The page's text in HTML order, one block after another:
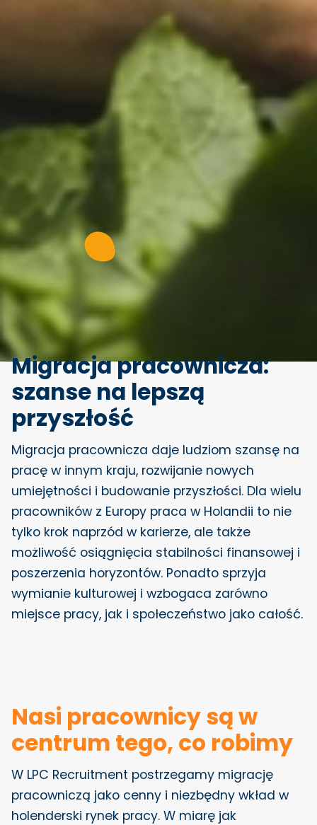
Migracja pracownicza:
szanse na lepszą
przyszłość
Migracja pracownicza daje ludziom szansę na
pracę w innym kraju, rozwijanie nowych
umiejętności i budowanie przyszłości. Dla wielu
pracowników z Europy praca w Holandii to nie
tylko krok naprzód w karierze, ale także
możliwość osiągnięcia stabilności finansowej i
poszerzenia horyzontów. Ponadto sprzyja
wymianie kulturowej i wzbogaca zarówno
miejsce pracy, jak i społeczeństwo jako całość.
Nasi pracownicy są w
centrum tego, co robimy
W LPC Recruitment postrzegamy migrację
pracowniczą jako cenny i niezbędny wkład w
holenderski rynek pracy. W miarę jak